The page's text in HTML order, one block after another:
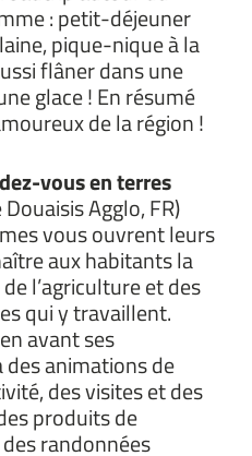
: petit-déjeuner
pique-nique à la
flâner dans une
glace ! En résumé
de la région !
vous en terres
Agglo, FR)
vous ouvrent leurs
aux habitants la
l’agriculture et des
qui y travaillent.
avant ses
animations de
des visites et des
produits de
randonnées